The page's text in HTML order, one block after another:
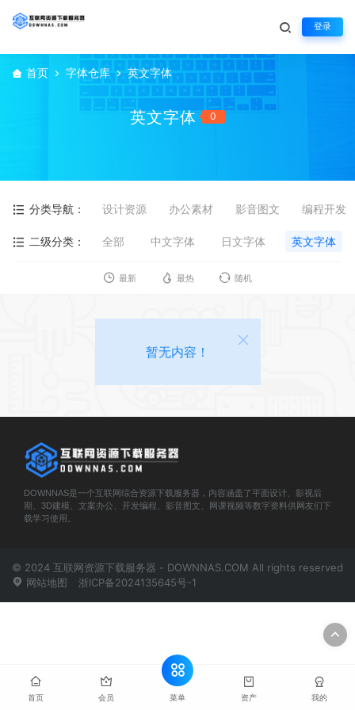
登录
首页 字体仓库 英文字体
英文字体 0
分类导航： 设计资源 办公素材 影音图文 编程开发
二级分类： 全部 中文字体 日文字体 英文字体
最新 最热 随机
暂无内容！
DOWNNAS是一个互联网综合资源下载服务器，内容涵盖了平面设计、影视后
期、3D建模、文案办公、开发编程、影音图文、网课视频等数字资料供网友们下
载学习使用。
© 2024 互联网资源下载服务器 - DOWNNAS.COM All rights reserved
网站地图
浙ICP备2024135645号-1
首页 会员 菜单 资产 我的